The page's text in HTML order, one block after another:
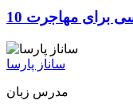
برای مهاجرت
ساناز پارسا
مدرس زبان